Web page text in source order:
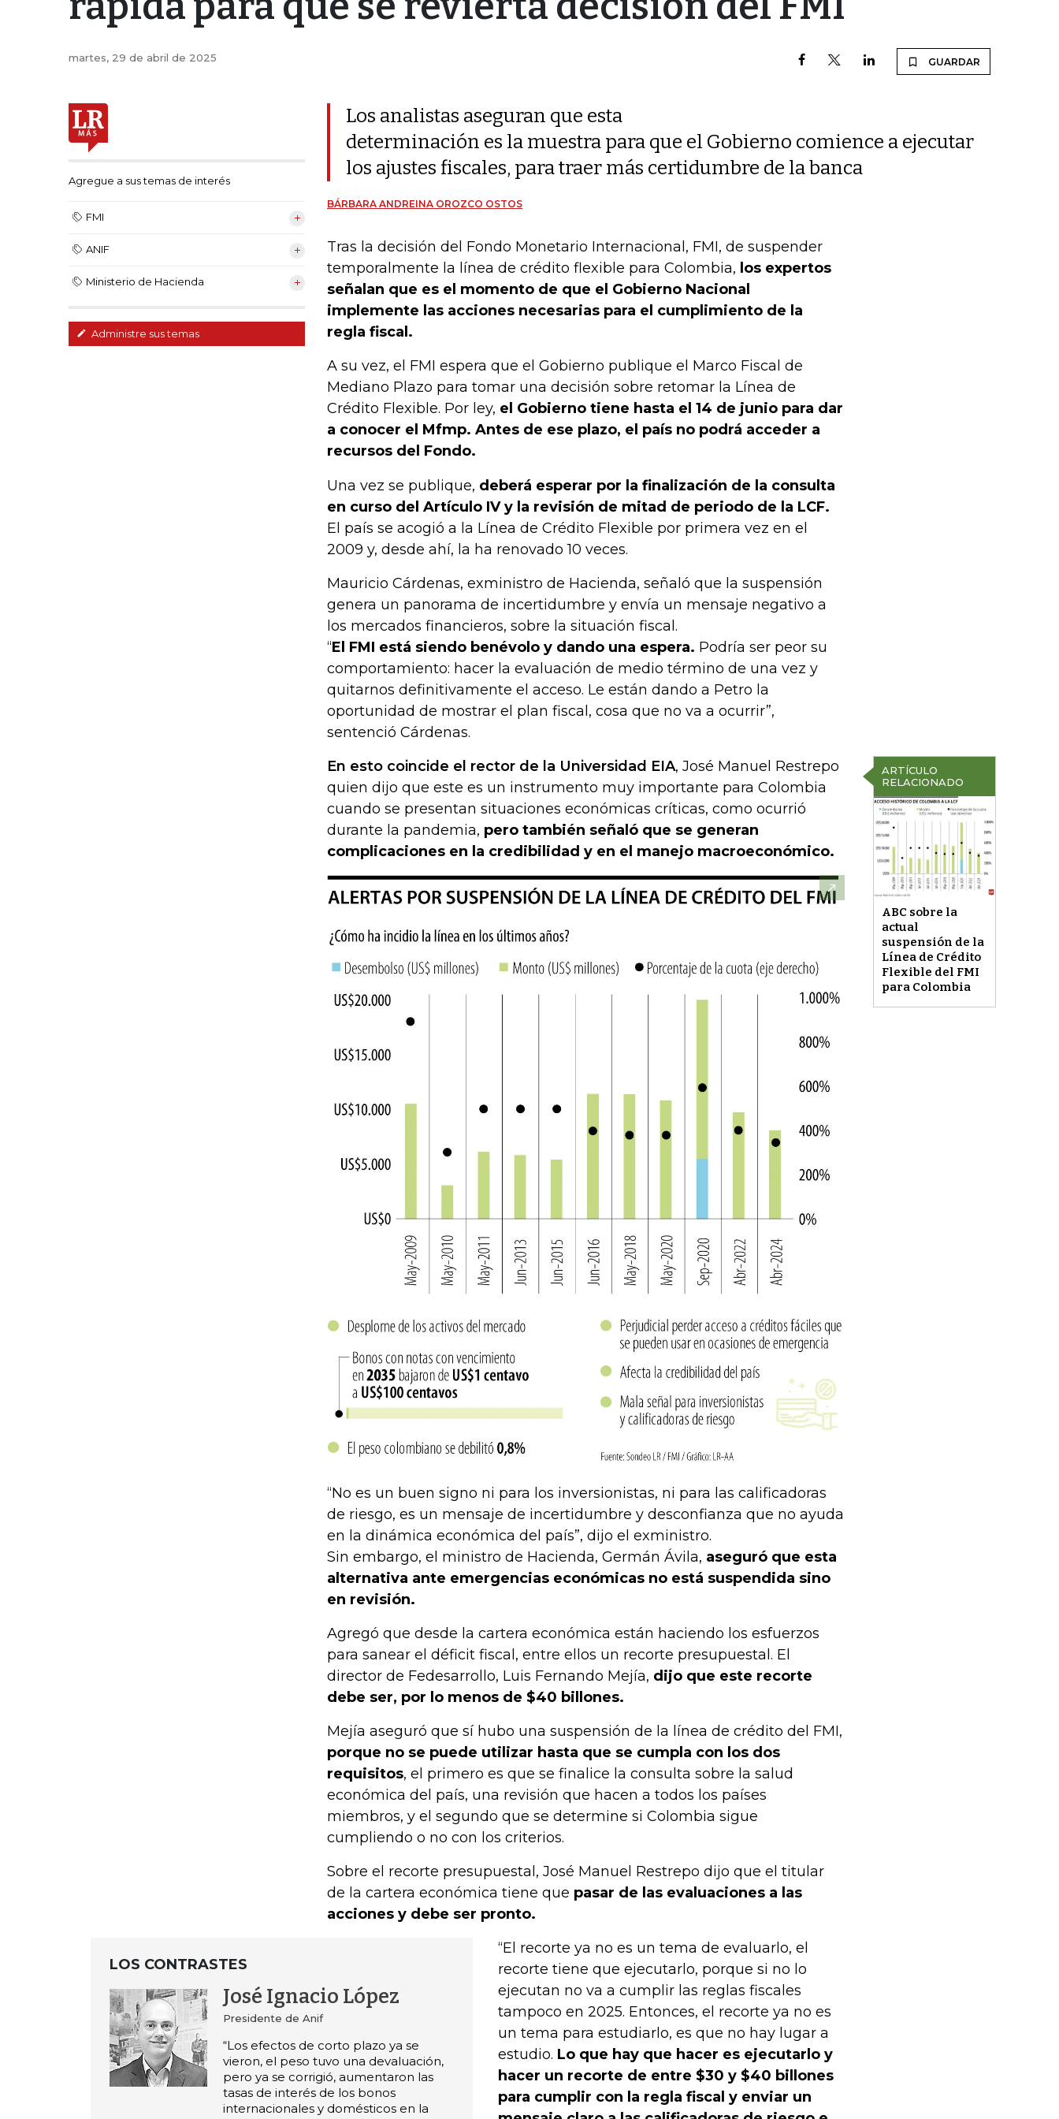
martes, 29 de abril de 2025 GUARDAR
Agregue a sus temas de interés
FMI
ANIF
Ministerio de Hacienda
Administre sus temas
Los analistas aseguran que esta
determinación es la muestra para que el Gobierno comience a ejecutar
los ajustes fiscales, para traer más certidumbre de la banca
BÁRBARA ANDREINA OROZCO OSTOS
Tras la decisión del Fondo Monetario Internacional, FMI, de suspender
temporalmente la línea de crédito flexible para Colombia, los expertos
señalan que es el momento de que el Gobierno Nacional
implemente las acciones necesarias para el cumplimiento de la
regla fiscal.
A su vez, el FMI espera que el Gobierno publique el Marco Fiscal de
Mediano Plazo para tomar una decisión sobre retomar la Línea de
Crédito Flexible. Por ley, el Gobierno tiene hasta el 14 de junio para dar
a conocer el Mfmp. Antes de ese plazo, el país no podrá acceder a
recursos del Fondo.
Una vez se publique, deberá esperar por la finalización de la consulta
en curso del Artículo IV y la revisión de mitad de periodo de la LCF.
El país se acogió a la Línea de Crédito Flexible por primera vez en el
2009 y, desde ahí, la ha renovado 10 veces.
Mauricio Cárdenas, exministro de Hacienda, señaló que la suspensión
genera un panorama de incertidumbre y envía un mensaje negativo a
los mercados financieros, sobre la situación fiscal.
“El FMI está siendo benévolo y dando una espera. Podría ser peor su
comportamiento: hacer la evaluación de medio término de una vez y
quitarnos definitivamente el acceso. Le están dando a Petro la
oportunidad de mostrar el plan fiscal, cosa que no va a ocurrir”,
sentenció Cárdenas.
ARTÍCULO
RELACIONADO
ABC sobre la
actual
suspensión de la
Línea de Crédito
Flexible del FMI
para Colombia
En esto coincide el rector de la Universidad EIA, José Manuel Restrepo
quien dijo que este es un instrumento muy importante para Colombia
cuando se presentan situaciones económicas críticas, como ocurrió
durante la pandemia, pero también señaló que se generan
complicaciones en la credibilidad y en el manejo macroeconómico.
“No es un buen signo ni para los inversionistas, ni para las calificadoras
de riesgo, es un mensaje de incertidumbre y desconfianza que no ayuda
en la dinámica económica del país”, dijo el exministro.
Sin embargo, el ministro de Hacienda, Germán Ávila, aseguró que esta
alternativa ante emergencias económicas no está suspendida sino
en revisión.
Agregó que desde la cartera económica están haciendo los esfuerzos
para sanear el déficit fiscal, entre ellos un recorte presupuestal. El
director de Fedesarrollo, Luis Fernando Mejía, dijo que este recorte
debe ser, por lo menos de $40 billones.
Mejía aseguró que sí hubo una suspensión de la línea de crédito del FMI,
porque no se puede utilizar hasta que se cumpla con los dos
requisitos, el primero es que se finalice la consulta sobre la salud
económica del país, una revisión que hacen a todos los países
miembros, y el segundo que se determine si Colombia sigue
cumpliendo o no con los criterios.
Sobre el recorte presupuestal, José Manuel Restrepo dijo que el titular
de la cartera económica tiene que pasar de las evaluaciones a las
acciones y debe ser pronto.
LOS CONTRASTES
José Ignacio López
Presidente de Anif
“Los efectos de corto plazo ya se
vieron, el peso tuvo una devaluación,
pero ya se corrigió, aumentaron las
tasas de interés de los bonos
internacionales y domésticos en la
“El recorte ya no es un tema de evaluarlo, el
recorte tiene que ejecutarlo, porque si no lo
ejecutan no va a cumplir las reglas fiscales
tampoco en 2025. Entonces, el recorte ya no es
un tema para estudiarlo, es que no hay lugar a
estudio. Lo que hay que hacer es ejecutarlo y
hacer un recorte de entre $30 y $40 billones
para cumplir con la regla fiscal y enviar un